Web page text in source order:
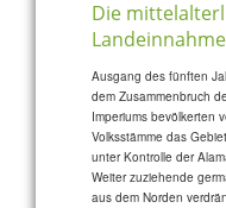
Die
Landeinnahme
Ausgang des fünften
dem Zusammenbruch
Imperiums bevölkerten
Volksstämme das
unter Kontrolle der
Weiter zuziehende
aus dem Norden